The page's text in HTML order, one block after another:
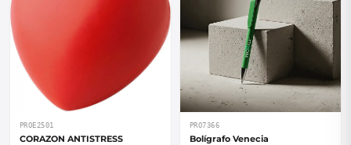
PROE2501
CORAZON ANTISTRESS
PRO7366
Bolígrafo Venecia